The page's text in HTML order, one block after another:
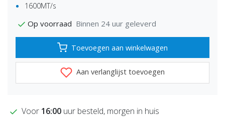
1600MT/s
Op voorraad Binnen 24 uur geleverd
Toevoegen aan winkelwagen
Aan verlanglijst toevoegen
Voor 16:00 uur besteld, morgen in huis